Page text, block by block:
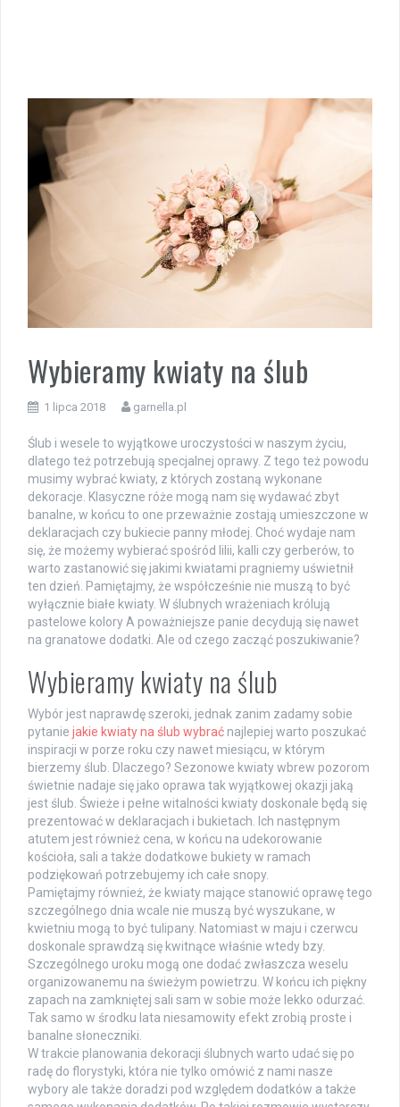
Wybieramy kwiaty na ślub
1 lipca 2018 garnella.pl
Ślub i wesele to wyjątkowe uroczystości w naszym życiu,
dlatego też potrzebują specjalnej oprawy. Z tego też powodu
musimy wybrać kwiaty, z których zostaną wykonane
dekoracje. Klasyczne róże mogą nam się wydawać zbyt
banalne, w końcu to one przeważnie zostają umieszczone w
deklaracjach czy bukiecie panny młodej. Choć wydaje nam
się, że możemy wybierać spośród lilii, kalli czy gerberów, to
warto zastanowić się jakimi kwiatami pragniemy uświetnił
ten dzień. Pamiętajmy, że współcześnie nie muszą to być
wyłącznie białe kwiaty. W ślubnych wrażeniach królują
pastelowe kolory A poważniejsze panie decydują się nawet
na granatowe dodatki. Ale od czego zacząć poszukiwanie?
Wybieramy kwiaty na ślub
Wybór jest naprawdę szeroki, jednak zanim zadamy sobie
pytanie jakie kwiaty na ślub wybrać najlepiej warto poszukać
inspiracji w porze roku czy nawet miesiącu, w którym
bierzemy ślub. Dlaczego? Sezonowe kwiaty wbrew pozorom
świetnie nadaje się jako oprawa tak wyjątkowej okazji jaką
jest ślub. Świeże i pełne witalności kwiaty doskonale będą się
prezentować w deklaracjach i bukietach. Ich następnym
atutem jest również cena, w końcu na udekorowanie
kościoła, sali a także dodatkowe bukiety w ramach
podziękowań potrzebujemy ich całe snopy.
Pamiętajmy również, że kwiaty mające stanowić oprawę tego
szczególnego dnia wcale nie muszą być wyszukane, w
kwietniu mogą to być tulipany. Natomiast w maju i czerwcu
doskonale sprawdzą się kwitnące właśnie wtedy bzy.
Szczególnego uroku mogą one dodać zwłaszcza weselu
organizowanemu na świeżym powietrzu. W końcu ich piękny
zapach na zamkniętej sali sam w sobie może lekko odurzać.
Tak samo w środku lata niesamowity efekt zrobią proste i
banalne słoneczniki.
W trakcie planowania dekoracji ślubnych warto udać się po
radę do florystyki, która nie tylko omówić z nami nasze
wybory ale także doradzi pod względem dodatków a także